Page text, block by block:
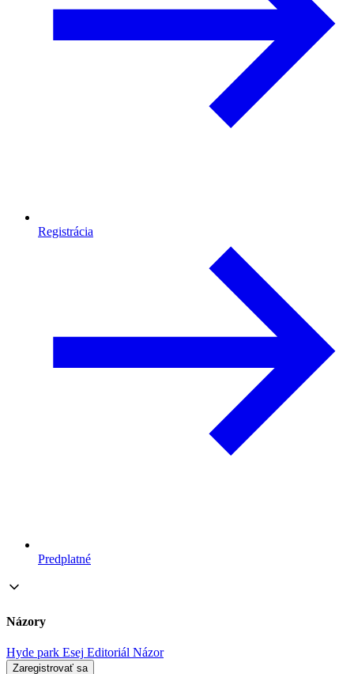
Registrácia
Predplatné
Názory
Hyde park Esej Editoriál Názor
Zaregistrovať sa